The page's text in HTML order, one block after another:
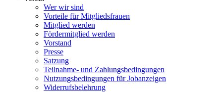
Wer wir sind
Vorteile für Mitgliedsfrauen
Mitglied werden
Fördermitglied werden
Vorstand
Presse
Satzung
Teilnahme- und Zahlungsbedingungen
Nutzungsbedingungen für Jobanzeigen
Widerrufsbelehrung